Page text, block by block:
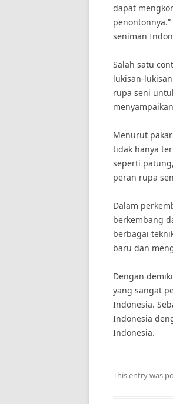
dapat
seniman
Salah satu
lukisan-
rupa seni
Menurut
tidak hanya
seperti
peran rupa
Dalam
berkembang
berbagai
baru dan
Dengan
yang sangat
Indonesia.
Indonesia
Indonesia.
This entry was